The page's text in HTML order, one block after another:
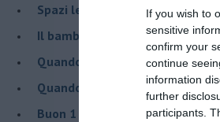
If you wish to
sensitive
confirm your
continue
information
further
participants.
Spazi leggeri per tempi
Il bambino, il marshmallow e il
​Quando cambia il nome di una
​Quando il terapeuta torna a
​Buon 1 Maggio!